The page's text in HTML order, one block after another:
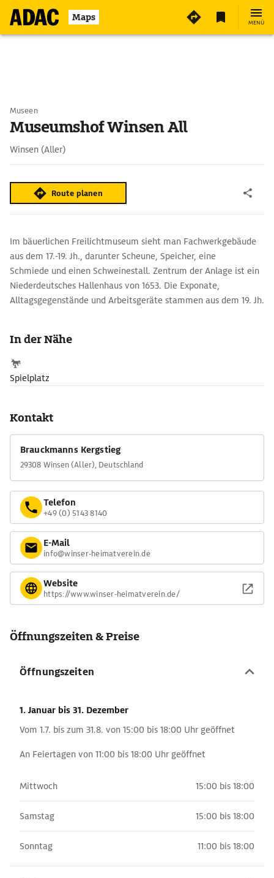
Maps MENÜ
Museen
Museumshof Winsen All
Winsen (Aller)
Route planen
Im bäuerlichen Freilichtmuseum sieht man Fachwerkgebäude
aus dem 17.-19. Jh., darunter Scheune, Speicher, eine
Schmiede und einen Schweinestall. Zentrum der Anlage ist ein
Niederdeutsches Hallenhaus von 1653. Die Exponate,
Alltagsgegenstände und Arbeitsgeräte stammen aus dem 19. Jh.
Aktiosntage vervollständigt wird.
In der Nähe
Spielplatz
Kontakt
Brauckmanns Kergstieg
29308 Winsen (Aller), Deutschland
Telefon
+49 (0) 5143 8140
E-Mail
info@winser-heimatverein.de
Website
https://www.winser-heimatverein.de/
Öffnungszeiten & Preise
Öffnungszeiten
1. Januar bis 31. Dezember
Vom 1.7. bis zum 31.8. von 15:00 bis 18:00 Uhr geöffnet
An Feiertagen von 11:00 bis 18:00 Uhr geöffnet
Mittwoch 15:00 bis 18:00
Samstag 15:00 bis 18:00
Sonntag 11:00 bis 18:00